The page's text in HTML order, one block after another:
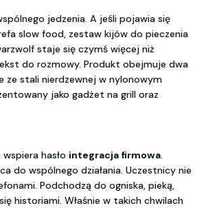
jedzenia. A jeśli pojawia się
slow food, zestaw kijów do pieczenia
staje się czymś więcej niż
do rozmowy. Produkt obejmuje dwa
ze stali nierdzewnej w nylonowym
jako gadżet na grill oraz
hasło integracja firmowa.
do wspólnego działania. Uczestnicy nie
Podchodzą do ogniska, pieką,
historiami. Właśnie w takich chwilach